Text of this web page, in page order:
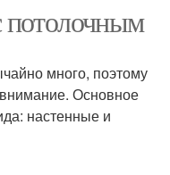
потолочным
много, поэтому
внимание. Основное
настенные и